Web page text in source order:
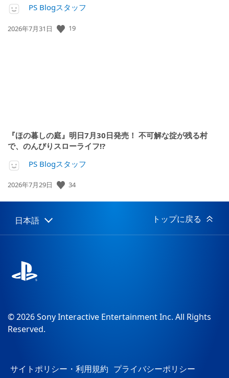
PS Blogスタッフ
公
2026年7月31日 19
『ほの暮しの庭』明日7月30日発売！ 不可解な掟が残る村
で、のんびりスローライフ!?
PS Blogスタッフ
公
日:
2026年7月29日 34
Select
a
Current
region:
日本語 トップに戻る
© 2026 Sony Interactive Entertainment Inc. All Rights
Reserved.
サイトポリシー・利用規約 プライバシーポリシー